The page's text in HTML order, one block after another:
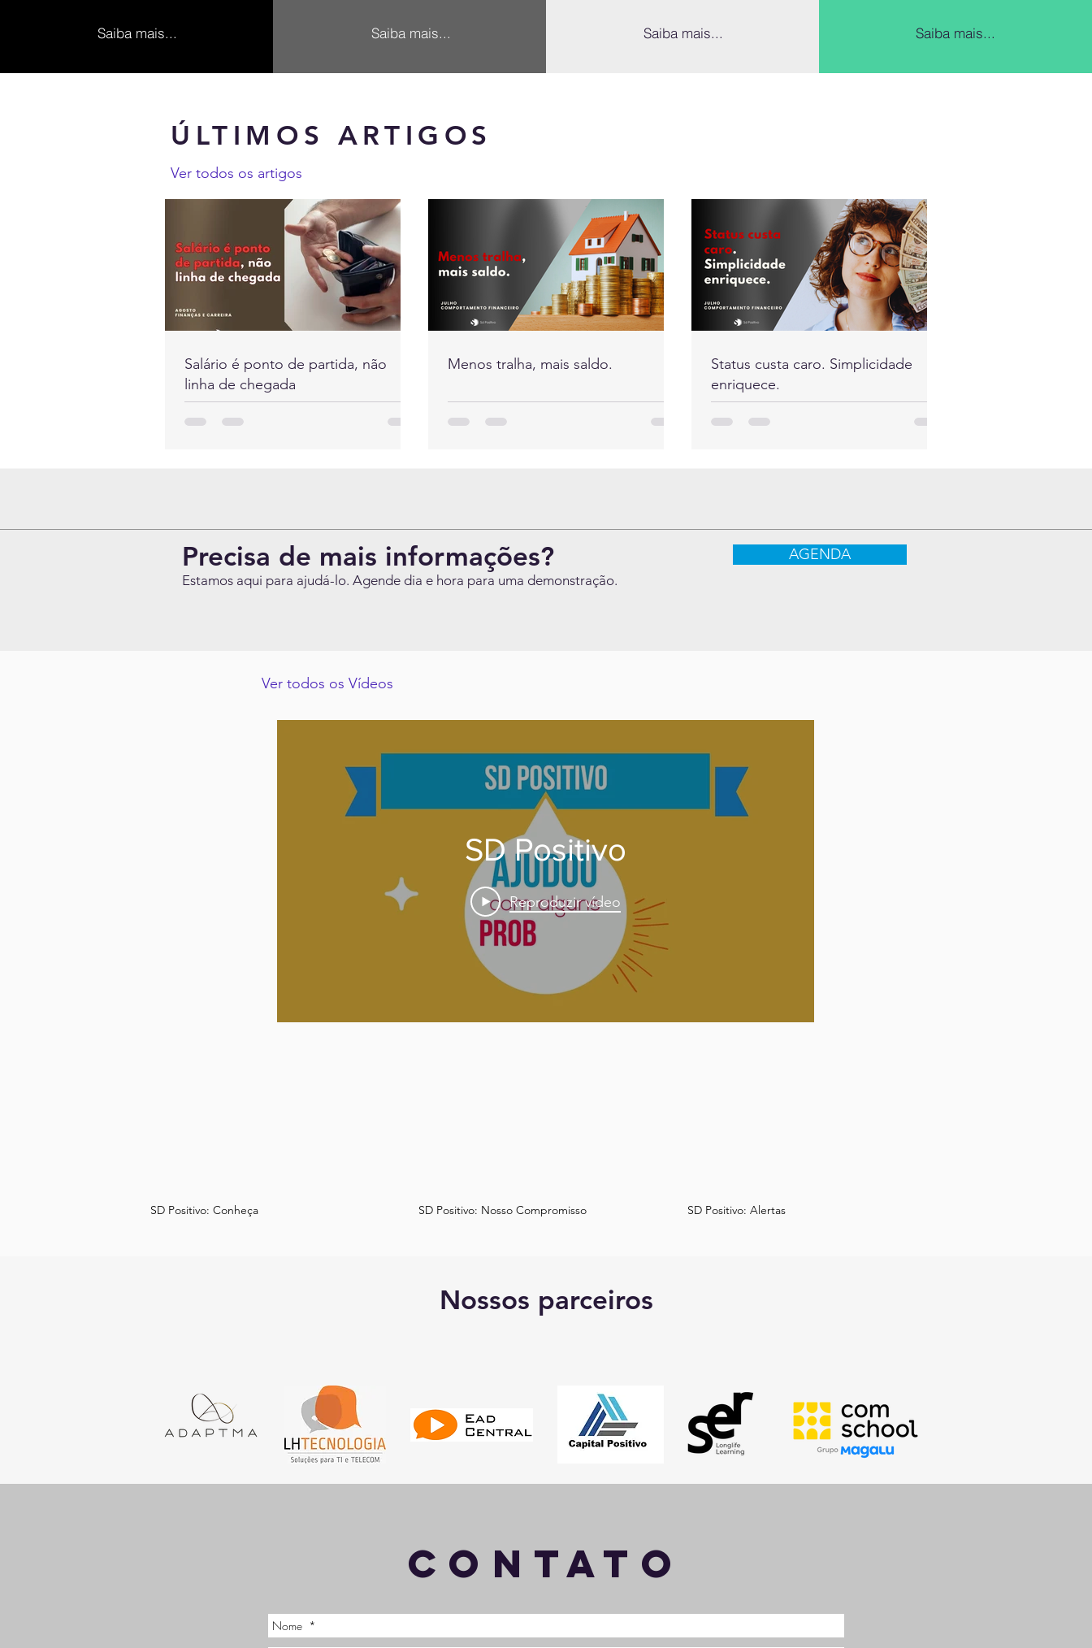
Saiba mais... Saiba mais... Saiba mais... Saiba mais...
ÚLTIMOS ARTIGOS
Ver todos os artigos
Salário é ponto de partida, não
linha de chegada
Menos tralha, mais saldo.
Status custa caro. Simplicidade
enriquece.
Precisa de mais informações?
Estamos aqui para ajudá-lo. Agende dia e hora para uma demonstração.
AGENDA
Ver todos os Vídeos
SD Positivo
Reproduzir vídeo
SD Positivo: Conheça SD Positivo: Nosso Compromisso SD Positivo: Alertas
Nossos parceiros
Contato